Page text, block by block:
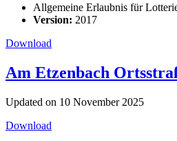
Allgemeine Erlaubnis für
Version: 2017
Download
Am Etzenbach
Updated on 10 November 2025
Download